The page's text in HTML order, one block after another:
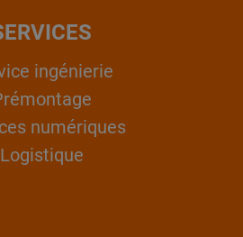
ingénierie
numériques
Logistique